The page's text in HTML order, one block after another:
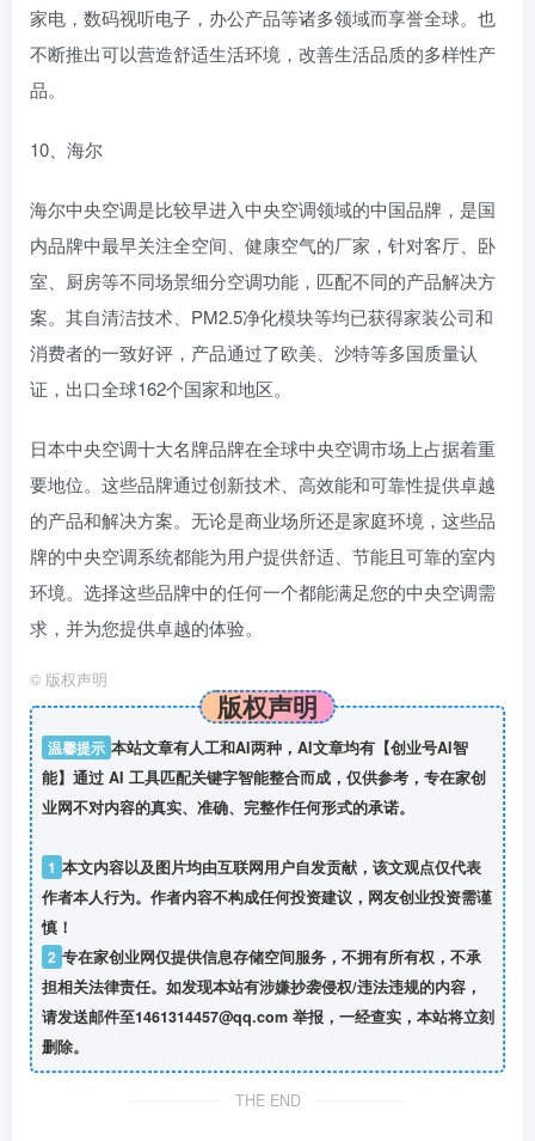
家电，数码视听电子，办公产品等诸多领域而享誉全球。也
不断推出可以营造舒适生活环境，改善生活品质的多样性产
品。
10、海尔
海尔中央空调是比较早进入中央空调领域的中国品牌，是国
内品牌中最早关注全空间、健康空气的厂家，针对客厅、卧
室、厨房等不同场景细分空调功能，匹配不同的产品解决方
案。其自清洁技术、PM2.5净化模块等均已获得家装公司和
消费者的一致好评，产品通过了欧美、沙特等多国质量认
证，出口全球162个国家和地区。
日本中央空调十大名牌品牌在全球中央空调市场上占据着重
要地位。这些品牌通过创新技术、高效能和可靠性提供卓越
的产品和解决方案。无论是商业场所还是家庭环境，这些品
牌的中央空调系统都能为用户提供舒适、节能且可靠的室内
环境。选择这些品牌中的任何一个都能满足您的中央空调需
求，并为您提供卓越的体验。
© 版权声明
版权声明
温馨提示 本站文章有人工和AI两种，AI文章均有【创业号AI智
能】通过 AI 工具匹配关键字智能整合而成，仅供参考，专在家创
业网不对内容的真实、准确、完整作任何形式的承诺。
1 本文内容以及图片均由互联网用户自发贡献，该文观点仅代表
作者本人行为。作者内容不构成任何投资建议，网友创业投资需谨
慎！
2 专在家创业网仅提供信息存储空间服务，不拥有所有权，不承
担相关法律责任。如发现本站有涉嫌抄袭侵权/违法违规的内容，
请发送邮件至1461314457@qq.com 举报，一经查实，本站将立刻
删除。
THE END